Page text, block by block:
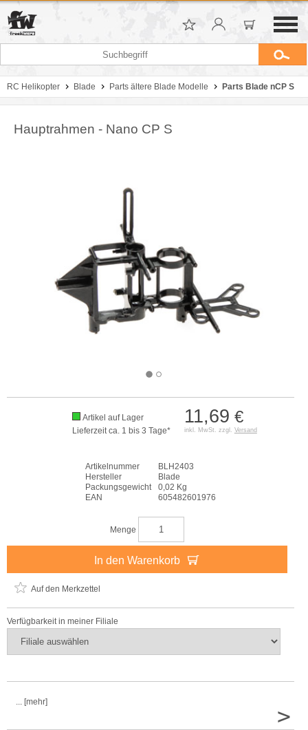
RC Helikopter Blade Parts ältere Blade Modelle Parts Blade nCP S
Hauptrahmen - Nano CP S
11,69 €
inkl. MwSt. zzgl. Versand
Artikel auf Lager
Lieferzeit ca. 1 bis 3 Tage*
Artikelnummer
BLH2403
Hersteller
Blade
Packungsgewicht
0,02 Kg
EAN
605482601976
Menge
In den Warenkorb
Auf den Merkzettel
Verfügbarkeit in meiner Filiale
... [mehr]
>